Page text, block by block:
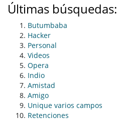
Últimas búsquedas:
Butumbaba
Hacker
Personal
Videos
Opera
Indio
Amistad
Amigo
Unique varios campos
Retenciones